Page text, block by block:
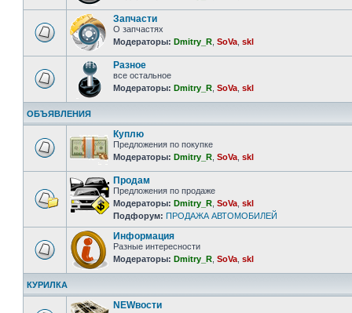
Запчасти
О запчастях
Модераторы: Dmitry_R SoVa skl
Разное
все остальное
Модераторы: Dmitry_R SoVa skl
ОБЪЯВЛЕНИЯ
Куплю
Предложения по покупке
Модераторы: Dmitry_R SoVa skl
Продам
Предложения по продаже
Модераторы: Dmitry_R SoVa skl
Подфорум: ПРОДАЖА АВТОМОБИЛЕЙ
Информация
Разные интересности
Модераторы: Dmitry_R SoVa skl
КУРИЛКА
NEWвости